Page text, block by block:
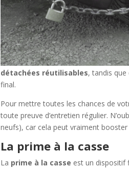
détachées réutilisables, tandis que
final.
Pour mettre toutes les chances de
toute preuve d’entretien régulier.
neufs), car cela peut vraiment
La prime à la casse
La prime à la casse est un dispositif